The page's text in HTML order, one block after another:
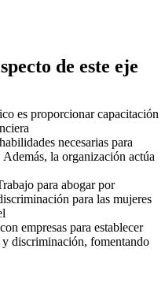
de este eje
es proporcionar capacitación
necesarias para
la organización actúa
para abogar por
para las mujeres
empresas para establecer
discriminación, fomentando